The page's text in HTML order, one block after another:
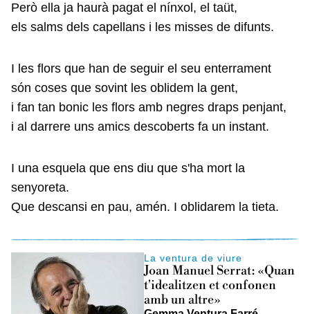
Però ella ja haurà pagat el nínxol, el taüt,
els salms dels capellans i les misses de difunts.
I les flors que han de seguir el seu enterrament
són coses que sovint les oblidem la gent,
i fan tan bonic les flors amb negres draps penjant,
i al darrere uns amics descoberts fa un instant.
I una esquela que ens diu que s'ha mort la
senyoreta.
Que descansi en pau, amén. I oblidarem la tieta.
La ventura de viure
Joan Manuel Serrat: «Quan
t'idealitzen et confonen
amb un altre»